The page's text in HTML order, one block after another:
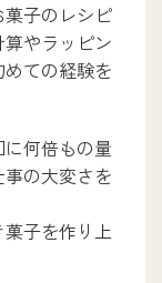
子のレシピ
やラッピン
ての経験を
何倍もの量
の大変さを
子を作り上